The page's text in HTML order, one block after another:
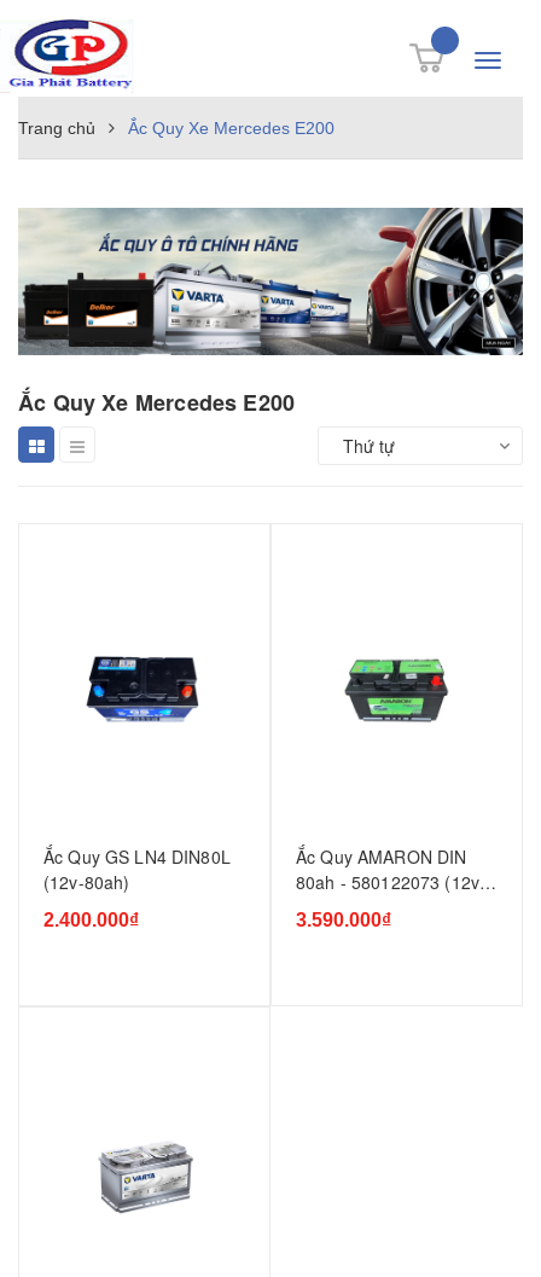
Toggle
Trang chủ Ắc Quy Xe Mercedes E200
Ắc Quy Xe Mercedes E200
Thứ tự
Ắc Quy GS LN4 DIN80L
(12v-80ah)
2.400.000₫
Ắc Quy AMARON DIN
80ah - 580122073 (12v-
80ah)
3.590.000₫